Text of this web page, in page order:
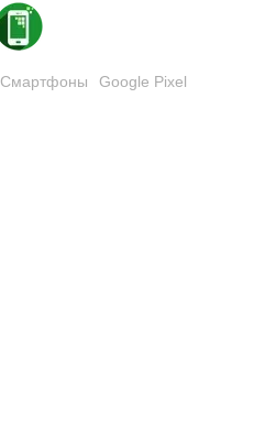
Смартфоны Google Pixel